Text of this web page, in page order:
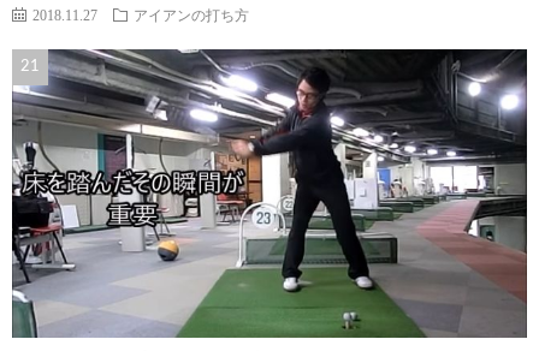
2018.11.27 アイアンの打ち方